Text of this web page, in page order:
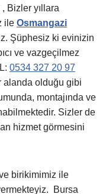
Bizler yıllara
ile Osmangazi
Şüphesiz ki evinizin
ve vazgeçilmez
0534 327 20 97
alanda olduğu gibi
montajında ve
Sizler de
hizmet görmesini
birikimimiz ile
Bursa